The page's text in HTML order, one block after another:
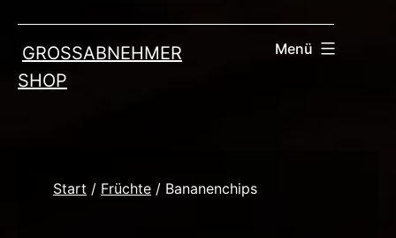
GROSSABNEHMER
SHOP
Menü
Start / Früchte / Bananenchips